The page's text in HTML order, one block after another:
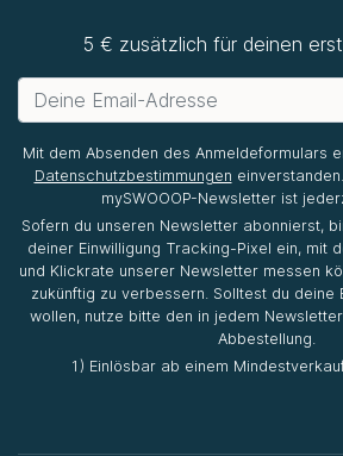
5 € zusätzlich für deinen
Mit dem Absenden des Anmeldeformulars
Datenschutzbestimmungen
mySWOOOP-Newsletter ist
Sofern du unseren Newsletter abonnierst,
deiner Einwilligung Tracking-Pixel ein, mit
und Klickrate unserer Newsletter messen
zukünftig zu verbessern. Solltest du deine
wollen, nutze bitte den in jedem
Abbestellung.
1) Einlösbar ab einem